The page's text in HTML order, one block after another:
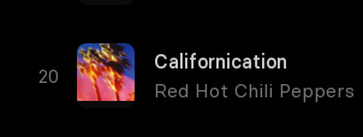
Californication
Red Hot Chili Peppers